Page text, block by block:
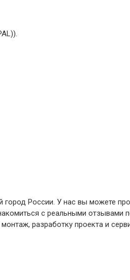
России. У нас вы можете
с реальными отзывами
разработку проекта и